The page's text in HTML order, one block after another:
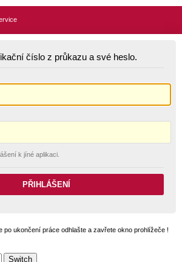
číslo z průkazu a své heslo.
k jíné aplikaci.
po ukončení práce odhlašte a zavřete okno prohlížeče !